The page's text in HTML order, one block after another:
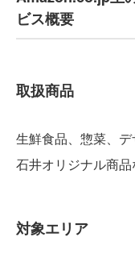
ビス概要
取扱商品
生鮮食品、惣菜、
石井オリジナル商
対象エリア